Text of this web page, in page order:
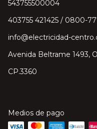
543755500004
403755 421425 / 0800-
info@electricidad-
Avenida Beltrame 1493,
CP.3360
Medios de pago